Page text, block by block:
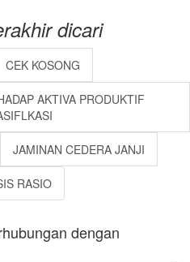
dicari
CEK KOSONG
AKTIVA PRODUKTIF
JAMINAN CEDERA JANJI
RASIO
dengan